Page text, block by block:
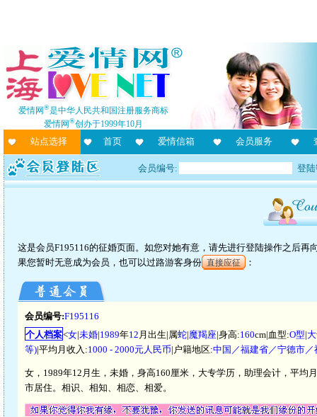
爱情网®是中华人民共和国注册服务商标
爱情网®创办于1999年10月
站点选择 首页 爱情信箱 会员服务
会员编号: 登
这是会员F195116的征婚页面。如您对她有意，请先进行登陆操作之后
果您暂时无意成为会员，也可以过路游客身份 直接应征 ：
会员编号:F195116
个人档案<女|未婚|1989年12 月出生|属蛇|魔羯座|身高:160cm|血型:O型|
等)|平均月收入:1000 - 2000元人民币|户籍地区:中国／福建省／宁德市／
女，1989年12月生，未婚，身高160厘米，大专学历，助理会计，平均
市居住。相识、相知、相恋、相爱。